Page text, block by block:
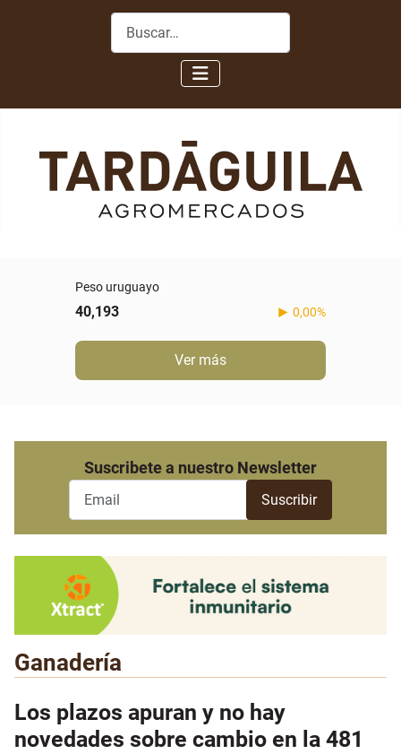
Buscar
Peso uruguayo
40,193 0,00%
Ver más
Suscribete a nuestro Newsletter
Ganadería
Los plazos apuran y no hay
novedades sobre cambio en la 481